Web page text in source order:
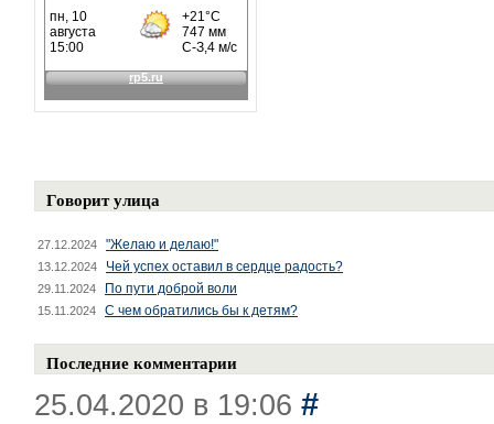
Говорит улица
27.12.2024 "Желаю и делаю!"
13.12.2024 Чей успех оставил в сердце радость?
29.11.2024 По пути доброй воли
15.11.2024 С чем обратились бы к детям?
Последние комментарии
25.04.2020 в 19:06 #